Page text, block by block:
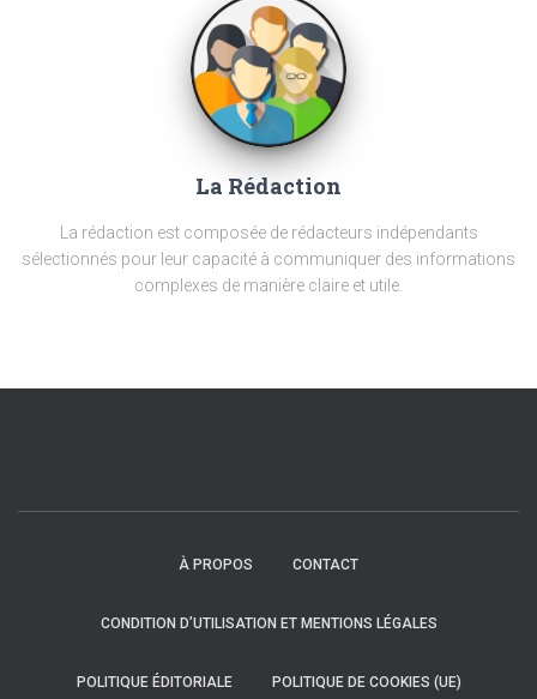
La Rédaction
La rédaction est composée de rédacteurs indépendants
sélectionnés pour leur capacité à communiquer des informations
complexes de manière claire et utile.
À PROPOS CONTACT
CONDITION D’UTILISATION ET MENTIONS LÉGALES
POLITIQUE ÉDITORIALE POLITIQUE DE COOKIES (UE)